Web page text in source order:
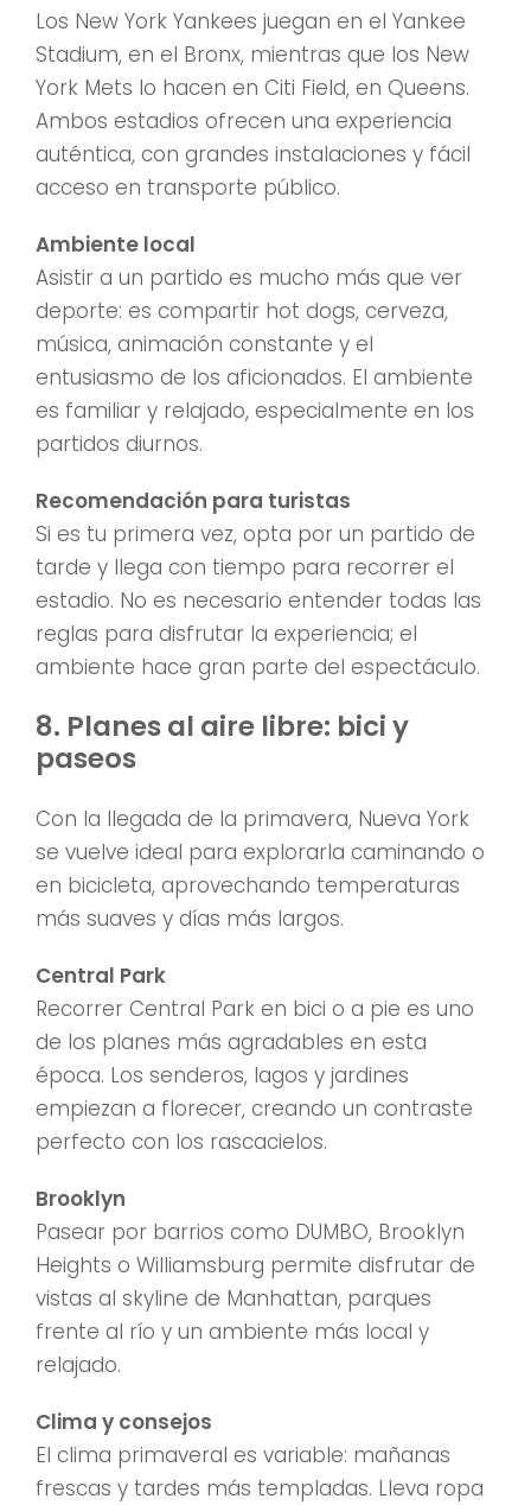
Los New York Yankees juegan en el Yankee
Stadium, en el Bronx, mientras que los New
York Mets lo hacen en Citi Field, en Queens.
Ambos estadios ofrecen una experiencia
auténtica, con grandes instalaciones y fácil
acceso en transporte público.
Ambiente local
Asistir a un partido es mucho más que ver
deporte: es compartir hot dogs, cerveza,
música, animación constante y el
entusiasmo de los aficionados. El ambiente
es familiar y relajado, especialmente en los
partidos diurnos.
Recomendación para turistas
Si es tu primera vez, opta por un partido de
tarde y llega con tiempo para recorrer el
estadio. No es necesario entender todas las
reglas para disfrutar la experiencia; el
ambiente hace gran parte del espectáculo.
8. Planes al aire libre: bici y
paseos
Con la llegada de la primavera, Nueva York
se vuelve ideal para explorarla caminando o
en bicicleta, aprovechando temperaturas
más suaves y días más largos.
Central Park
Recorrer Central Park en bici o a pie es uno
de los planes más agradables en esta
época. Los senderos, lagos y jardines
empiezan a florecer, creando un contraste
perfecto con los rascacielos.
Brooklyn
Pasear por barrios como DUMBO, Brooklyn
Heights o Williamsburg permite disfrutar de
vistas al skyline de Manhattan, parques
frente al río y un ambiente más local y
relajado.
Clima y consejos
El clima primaveral es variable: mañanas
frescas y tardes más templadas. Lleva ropa